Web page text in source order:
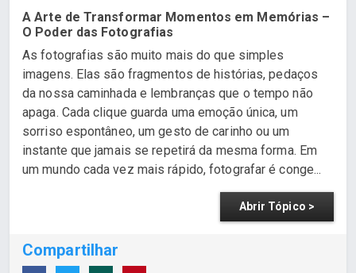
A Arte de Transformar Momentos em Memórias –
O Poder das Fotografias
As fotografias são muito mais do que simples
imagens. Elas são fragmentos de histórias, pedaços
da nossa caminhada e lembranças que o tempo não
apaga. Cada clique guarda uma emoção única, um
sorriso espontâneo, um gesto de carinho ou um
instante que jamais se repetirá da mesma forma. Em
um mundo cada vez mais rápido, fotografar é conge...
Abrir Tópico >
Compartilhar